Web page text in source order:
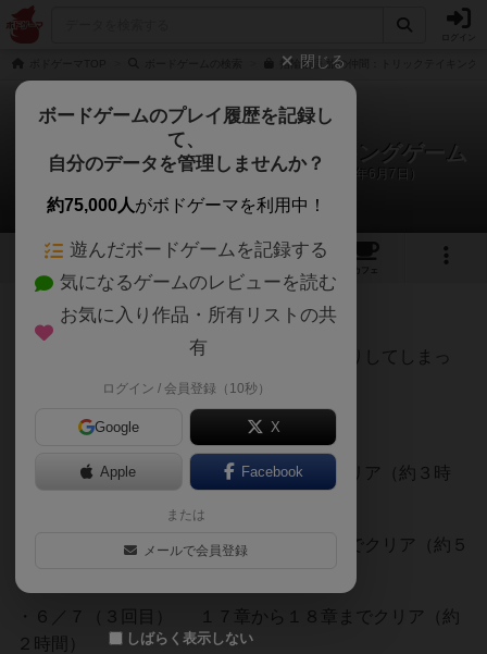
指輪物語 旅の仲間：トリックテイキング
指輪物語 旅の仲間 トリックテイキングゲーム
みね、なな、タカダ、健太のリプレイ日記（2025年6月7日）
5 4
カフェ
626名が参考 3名がナイス 約1年前
今年３月の初プレイ以来、すっかりドハマりしてしまっ
た、旅の仲間トリックテイキングゲーム。
ついに本日、最終章まで完走した。
・３／１５（１回目）１章から９章までクリア（約３時
・５／２４（２回目）１０章から１６章までクリア（約５
・６／７（３回目） １７章から１８章までクリア（約
２時間）
閉じる
ボードゲームのプレイ履歴を記録し
て、
自分のデータを管理しませんか？
約75,000人がボドゲーマを利用中！
遊んだボードゲームを記録する
気になるゲームのレビューを読む
お気に入り作品・所有リストの共
有
ログイン / 会員登録（10秒）
Google X
Apple Facebook
または
メールで会員登録
しばらく表示しない